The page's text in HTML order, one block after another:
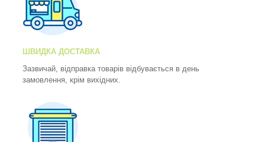
ШВИДКА ДОСТАВКА
Зазвичай, відправка товарів відбувається в день
замовлення, крім вихідних.